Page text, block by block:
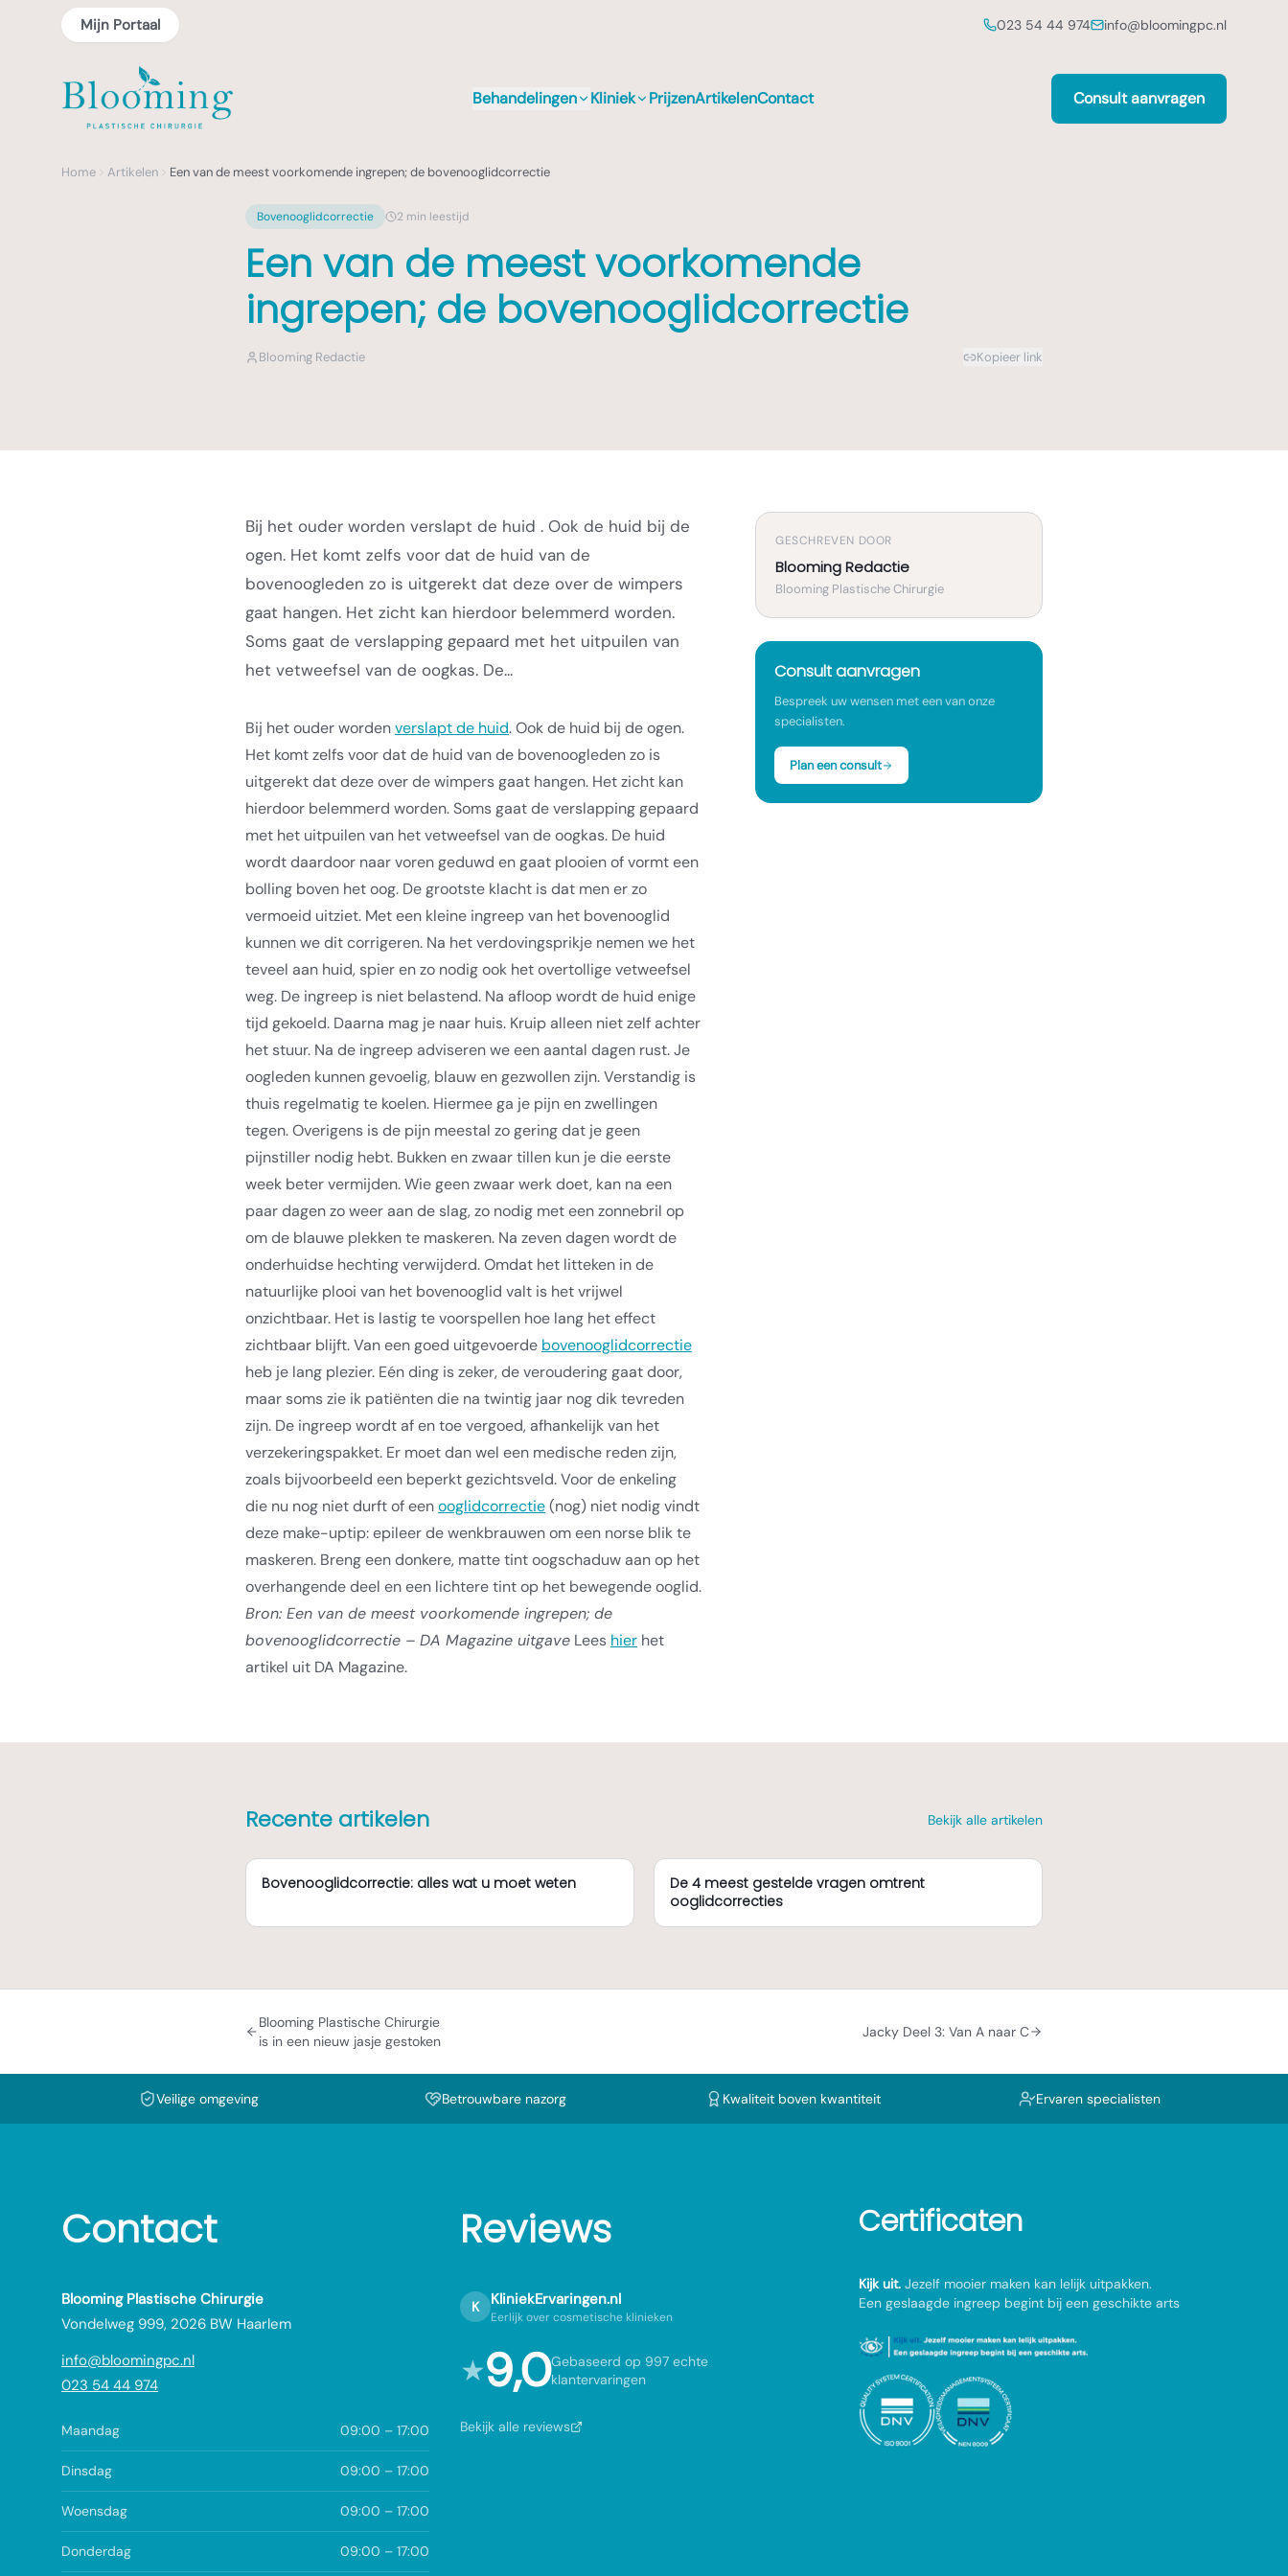
Mijn Portaal 023 54 44 974 info@bloomingpc.nl
Behandelingen Kliniek PrijzenArtikelenContact Consult aanvragen
Home Artikelen Een van de meest voorkomende ingrepen; de bovenooglidcorrectie
Bovenooglidcorrectie 2 min leestijd
Een van de meest voorkomende
ingrepen; de bovenooglidcorrectie
Blooming Redactie Kopieer link
Bij het ouder worden verslapt de huid . Ook de huid bij de
ogen. Het komt zelfs voor dat de huid van de
bovenoogleden zo is uitgerekt dat deze over de wimpers
gaat hangen. Het zicht kan hierdoor belemmerd worden.
Soms gaat de verslapping gepaard met het uitpuilen van
het vetweefsel van de oogkas. De...
Bij het ouder wordenverslapt de huid. Ook de huid bij de ogen.
Het komt zelfs voor dat de huid van de bovenoogleden zo is
uitgerekt dat deze over de wimpers gaat hangen. Het zicht kan
hierdoor belemmerd worden. Soms gaat de verslapping gepaard
met het uitpuilen van het vetweefsel van de oogkas. De huid
wordt daardoor naar voren geduwd en gaat plooien of vormt een
bolling boven het oog. De grootste klacht is dat men er zo
vermoeid uitziet. Met een kleine ingreep van het bovenooglid
kunnen we dit corrigeren. Na het verdovingsprikje nemen we het
teveel aan huid, spier en zo nodig ook het overtollige vetweefsel
weg. De ingreep is niet belastend. Na afloop wordt de huid enige
tijd gekoeld. Daarna mag je naar huis. Kruip alleen niet zelf achter
het stuur. Na de ingreep adviseren we een aantal dagen rust. Je
oogleden kunnen gevoelig, blauw en gezwollen zijn. Verstandig is
thuis regelmatig te koelen. Hiermee ga je pijn en zwellingen
tegen. Overigens is de pijn meestal zo gering dat je geen
pijnstiller nodig hebt. Bukken en zwaar tillen kun je die eerste
week beter vermijden. Wie geen zwaar werk doet, kan na een
paar dagen zo weer aan de slag, zo nodig met een zonnebril op
om de blauwe plekken te maskeren. Na zeven dagen wordt de
onderhuidse hechting verwijderd. Omdat het litteken in de
natuurlijke plooi van het bovenooglid valt is het vrijwel
onzichtbaar. Het is lastig te voorspellen hoe lang het effect
zichtbaar blijft. Van een goed uitgevoerde bovenooglidcorrectie
heb je lang plezier. Eén ding is zeker, de veroudering gaat door,
maar soms zie ik patiënten die na twintig jaar nog dik tevreden
zijn. De ingreep wordt af en toe vergoed, afhankelijk van het
verzekeringspakket. Er moet dan wel een medische reden zijn,
zoals bijvoorbeeld een beperkt gezichtsveld. Voor de enkeling
die nu nog niet durft of eenooglidcorrectie(nog) niet nodig vindt
deze make-uptip: epileer de wenkbrauwen om een norse blik te
maskeren. Breng een donkere, matte tint oogschaduw aan op het
overhangende deel en een lichtere tint op het bewegende ooglid.
Bron: Een van de meest voorkomende ingrepen; de
bovenooglidcorrectie – DA Magazine uitgave Lees hier het
artikel uit DA Magazine.
GESCHREVEN DOOR
Blooming Redactie
Blooming Plastische Chirurgie
Consult aanvragen
Bespreek uw wensen met een van onze
specialisten.
Plan een consult
Recente artikelen Bekijk alle artikelen
Bovenooglidcorrectie: alles wat u moet weten
De 4 meest gestelde vragen omtrent
ooglidcorrecties
Blooming Plastische Chirurgie
is in een nieuw jasje gestoken
Jacky Deel 3: Van A naar C
Veilige omgeving Betrouwbare nazorg Kwaliteit boven kwantiteit Ervaren specialisten
Contact
Blooming Plastische Chirurgie
Vondelweg 999, 2026 BW Haarlem
info@bloomingpc.nl
023 54 44 974
Maandag 09:00 – 17:00
Dinsdag 09:00 – 17:00
Woensdag 09:00 – 17:00
Donderdag 09:00 – 17:00
Reviews
K KliniekErvaringen.nl
Eerlijk over cosmetische klinieken
★9,0Gebaseerd op 997 echte
klantervaringen
Bekijk alle reviews
Certificaten
Kijk uit. Jezelf mooier maken kan lelijk uitpakken.
Een geslaagde ingreep begint bij een geschikte arts